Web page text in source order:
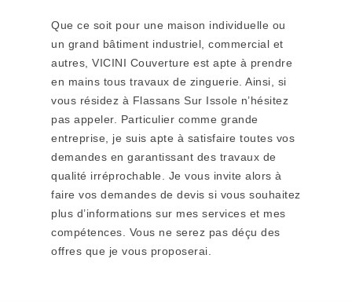
Que ce soit pour une maison individuelle ou
un grand bâtiment industriel, commercial et
autres, VICINI Couverture est apte à prendre
en mains tous travaux de zinguerie. Ainsi, si
vous résidez à Flassans Sur Issole n’hésitez
pas appeler. Particulier comme grande
entreprise, je suis apte à satisfaire toutes vos
demandes en garantissant des travaux de
qualité irréprochable. Je vous invite alors à
faire vos demandes de devis si vous souhaitez
plus d’informations sur mes services et mes
compétences. Vous ne serez pas déçu des
offres que je vous proposerai.